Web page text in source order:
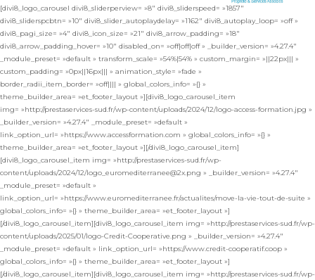
[divi8_logo_carousel divi8_sliderperview= »8″ divi8_sliderspeed= »1857″
divi8_sliderspcbtn= »10″ divi8_slider_autoplaydelay= »1162″ divi8_autoplay_loop= »off »
divi8_pagi_size= »4″ divi8_icon_size= »21″ divi8_arrow_padding= »18″
divi8_arrow_padding_hover= »10″ disabled_on= »off|off|off » _builder_version= »4.27.4″
_module_preset= »default » transform_scale= »54%|54% » custom_margin= »||22px||| »
custom_padding= »0px||16px||| » animation_style= »fade »
border_radii_item_border= »off|||| » global_colors_info= »{} »
theme_builder_area= »et_footer_layout »][divi8_logo_carousel_item
img= »http://prestaservices-sud.fr/wp-content/uploads/2024/12/logo-access-formation.jpg »
_builder_version= »4.27.4″ _module_preset= »default »
link_option_url= »https://www.accessformation.com » global_colors_info= »{} »
theme_builder_area= »et_footer_layout »][/divi8_logo_carousel_item]
[divi8_logo_carousel_item img= »http://prestaservices-sud.fr/wp-
content/uploads/2024/12/logo_euromediterranee@2x.png » _builder_version= »4.27.4″
_module_preset= »default »
link_option_url= »https://www.euromediterranee.fr/actualites/move-la-vie-tout-de-suite »
global_colors_info= »{} » theme_builder_area= »et_footer_layout »]
[/divi8_logo_carousel_item][divi8_logo_carousel_item img= »http://prestaservices-sud.fr/wp-
content/uploads/2025/01/logo-Credit-Cooperative.png » _builder_version= »4.27.4″
_module_preset= »default » link_option_url= »https://www.credit-cooperatif.coop »
global_colors_info= »{} » theme_builder_area= »et_footer_layout »]
[/divi8_logo_carousel_item][divi8_logo_carousel_item img= »http://prestaservices-sud.fr/wp-